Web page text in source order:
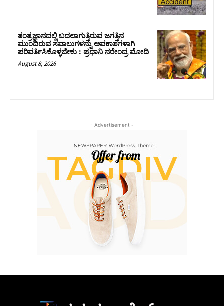
ತಂತ್ರಜ್ಞಾನದಲ್ಲಿ ಬದಲಾಗುತ್ತಿರುವ ಜಗತ್ತಿನ
ಮುಂದಿರುವ ಸವಾಲುಗಳನ್ನು ಅವಕಾಶಗಳಾಗಿ
ಪರಿವರ್ತಿಸಿಕೊಳ್ಳಬೇಕು : ಪ್ರಧಾನಿ ನರೇಂದ್ರ ಮೋದಿ
August 8, 2026
- Advertisement -